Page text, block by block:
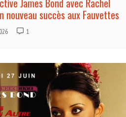
nouveau succès aux Fauvettes
1